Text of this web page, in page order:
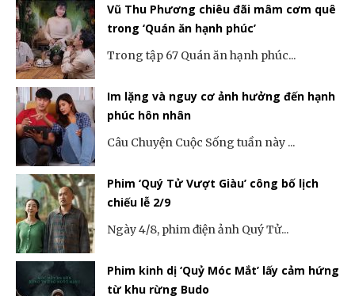
Vũ Thu Phương chiêu đãi mâm cơm quê
trong ‘Quán ăn hạnh phúc’
Trong tập 67 Quán ăn hạnh phúc...
Im lặng và nguy cơ ảnh hưởng đến hạnh
phúc hôn nhân
Câu Chuyện Cuộc Sống tuần này ...
Phim ‘Quý Tử Vượt Giàu’ công bố lịch
chiếu lễ 2/9
Ngày 4/8, phim điện ảnh Quý Tử...
Phim kinh dị ‘Quỷ Móc Mắt’ lấy cảm hứng
từ khu rừng Budo